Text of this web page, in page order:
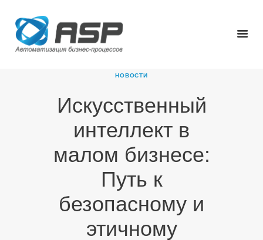
НОВОСТИ
Искусственный
интеллект в
малом бизнесе:
Путь к
безопасному и
этичному
ГЛАВНАЯ
О КОМПАНИИ
НОВОСТИ
ПАРТНЕРЫ
КОНТАКТЫ